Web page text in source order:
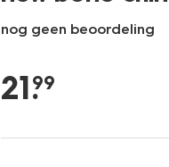
nog geen beoordeling
26cm-
21.
99